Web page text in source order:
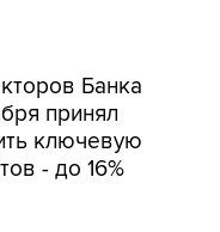
Банка
принял
ключевую
- до 16%